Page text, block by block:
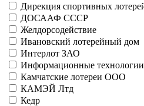
41068 - Колесо
41077 - Колесо
41078 - Построим
41087 - День Победы
41089 - День Победы
Больше
Дирекция спортивных
41015 - Знаете ли Вы...
41016 - Чемпион
Дирекция спортивных
ДОСААФ СССР
Желдорсодействие
Ивановский лотерейный дом
Интерлот ЗАО
Информационные технологии
Камчатские лотереи ООО
КАМЭЙ Лтд
Кедр